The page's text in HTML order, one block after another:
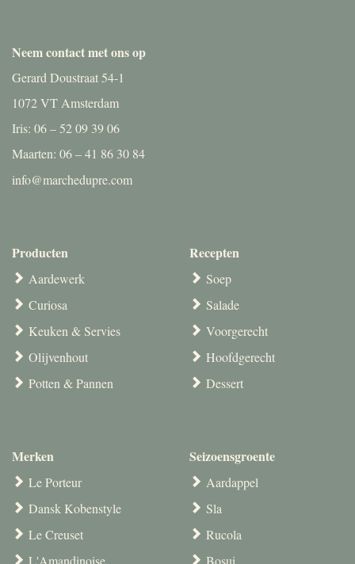
Neem contact met ons op
Gerard Doustraat 54-1
1072 VT Amsterdam
Iris: 06 – 52 09 39 06
Maarten: 06 – 41 86 30 84
info@marchedupre.com
Producten
Aardewerk
Curiosa
Keuken & Servies
Olijvenhout
Potten & Pannen
Merken
Le Porteur
Dansk Kobenstyle
Le Creuset
L'Amandinoise
Recepten
Soep
Salade
Voorgerecht
Hoofdgerecht
Dessert
Seizoensgroente
Aardappel
Sla
Rucola
Bosui